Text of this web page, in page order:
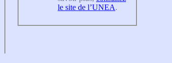
le site de l’UNEA.